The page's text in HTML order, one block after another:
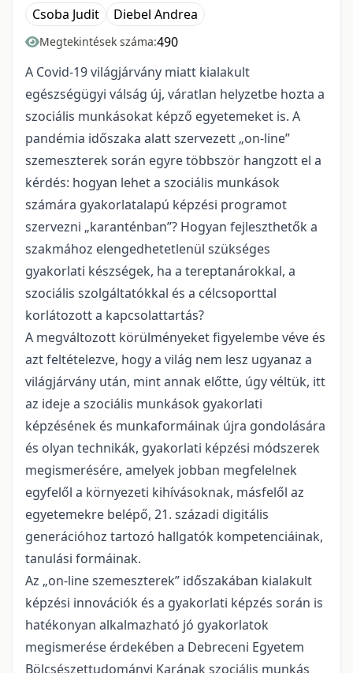
Csoba Judit Diebel Andrea
Megtekintések száma:490
A Covid-19 világjárvány miatt kialakult
egészségügyi válság új, váratlan helyzetbe hozta a
szociális munkásokat képző egyetemeket is. A
pandémia időszaka alatt szervezett „on-line”
szemeszterek során egyre többször hangzott el a
kérdés: hogyan lehet a szociális munkások
számára gyakorlatalapú képzési programot
szervezni „karanténban”? Hogyan fejleszthetők a
szakmához elengedhetetlenül szükséges
gyakorlati készségek, ha a tereptanárokkal, a
szociális szolgáltatókkal és a célcsoporttal
korlátozott a kapcsolattartás?
A megváltozott körülményeket figyelembe véve és
azt feltételezve, hogy a világ nem lesz ugyanaz a
világjárvány után, mint annak előtte, úgy véltük, itt
az ideje a szociális munkások gyakorlati
képzésének és munkaformáinak újra gondolására
és olyan technikák, gyakorlati képzési módszerek
megismerésére, amelyek jobban megfelelnek
egyfelől a környezeti kihívásoknak, másfelől az
egyetemekre belépő, 21. századi digitális
generációhoz tartozó hallgatók kompetenciáinak,
tanulási formáinak.
Az „on-line szemeszterek” időszakában kialakult
képzési innovációk és a gyakorlati képzés során is
hatékonyan alkalmazható jó gyakorlatok
megismerése érdekében a Debreceni Egyetem
Bölcsészettudományi Karának szociális munkás